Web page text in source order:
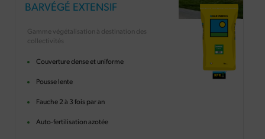
BARVÉGÉ EXTENSIF
Gamme végétalisation à destination des
collectivités
Couverture dense et uniforme
Pousse lente
Fauche 2 à 3 fois par an
Auto-fertilisation azotée